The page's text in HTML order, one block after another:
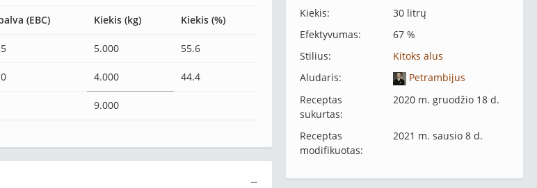
Kiekis:
30 litrų
Efektyvumas:
67 %
Stilius:
Kitoks alus
Aludaris:
Petrambijus
Receptas
sukurtas:
2020 m. gruodžio 18 d.
Receptas
modifikuotas:
2021 m. sausio 8 d.
(EBC) Kiekis (kg) Kiekis (%)
5.000 55.6
4.000 44.4
9.000
−